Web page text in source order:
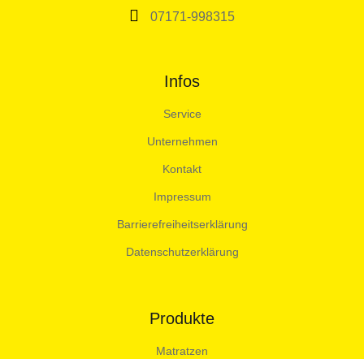
07171-998315
Infos
Service
Unternehmen
Kontakt
Impressum
Barrierefreiheitserklärung
Datenschutzerklärung
Produkte
Matratzen